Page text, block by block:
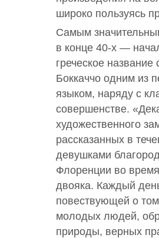
широко пользуясь
Самым
в конце 40-х —
греческое
Боккаччо одним из
языком, наряду с
совершенстве.
художественного
рассказанных в
девушками
Флоренции во
двояка. Каждый
повествующей о
молодых людей,
природы, верных